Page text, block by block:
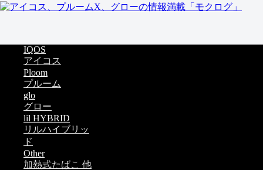
IQOS
アイコス
Ploom
プルーム
glo
グロー
lil HYBRID
リルハイブリッ
ド
Other
加熱式たばこ 他